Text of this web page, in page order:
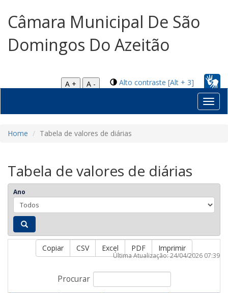
Câmara Municipal De São
Domingos Do Azeitão
Alto contraste [Alt + 3]
A +
A -
Home Tabela de valores de diárias
Tabela de valores de diárias
Ano
Copiar CSV Excel PDF Imprimir
Procurar
Última Atualização: 24/04/2026 07:39